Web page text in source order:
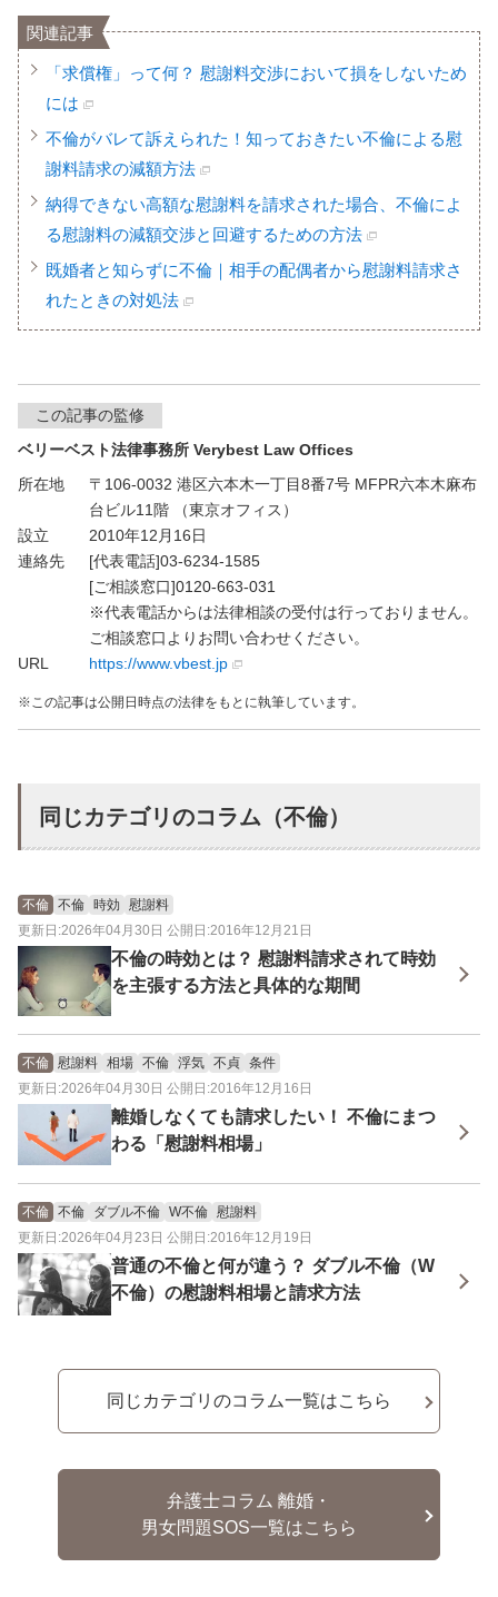
関連記事
「求償権」って何？ 慰謝料交渉において損をしないため
には
不倫がバレて訴えられた！知っておきたい不倫による慰
謝料請求の減額方法
納得できない高額な慰謝料を請求された場合、不倫によ
る慰謝料の減額交渉と回避するための方法
既婚者と知らずに不倫｜相手の配偶者から慰謝料請求さ
れたときの対処法
この記事の監修
ベリーベスト法律事務所 Verybest Law Offices
所在地
〒106-0032 港区六本木一丁目8番7号 MFPR六本木麻布
台ビル11階 （東京オフィス）
設立
2010年12月16日
連絡先
[代表電話]03-6234-1585
[ご相談窓口]0120-663-031
※代表電話からは法律相談の受付は行っておりません。
ご相談窓口よりお問い合わせください。
URL
https://www.vbest.jp
この記事は公開日時点の法律をもとに執筆しています。
同じカテゴリのコラム（不倫）
不倫 不倫 時効
慰謝料
更新日:2026年04月30日 公開日:2016年12月21日
不倫の時効とは？ 慰謝料請求されて時効
を主張する方法と具体的な期間
不倫 慰謝料 相場 不倫 浮気 不貞 条件
更新日:2026年04月30日 公開日:2016年12月16日
離婚しなくても請求したい！ 不倫にまつ
わる「慰謝料相場」
不倫 不倫 ダブル不倫 W不倫 慰謝料
更新日:2026年04月23日 公開日:2016年12月19日
普通の不倫と何が違う？ ダブル不倫（W
不倫）の慰謝料相場と請求方法
同じカテゴリのコラム一覧はこちら
弁護士コラム 離婚・
男女問題SOS一覧はこちら